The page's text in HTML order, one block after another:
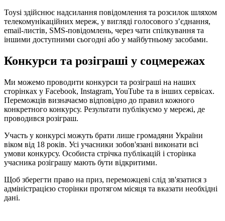
Toysi здійснює надсилання повідомлення та розсилок шляхом
телекомунікаційних мереж, у вигляді голосового з’єднання,
email-листів, SMS-повідомлень, через чати спілкування та
іншими доступними сьогодні або у майбутньому засобами.
Конкурси та розіграші у соцмережах
Ми можемо проводити конкурси та розіграші на наших
сторінках у Facebook, Instagram, YouTube та в інших сервісах.
Переможців визначаємо відповідно до правил кожного
конкретного конкурсу. Результати публікуємо у мережі, де
проводився розіграш.
Участь у конкурсі можуть брати лише громадяни України
віком від 18 років. Усі учасники зобов'язані виконати всі
умови конкурсу. Особиста стрічка публікацій і сторінка
учасника розіграшу мають бути відкритими.
Щоб зберегти право на приз, переможцеві слід зв'язатися з
адміністрацією сторінки протягом місяця та вказати необхідні
дані.